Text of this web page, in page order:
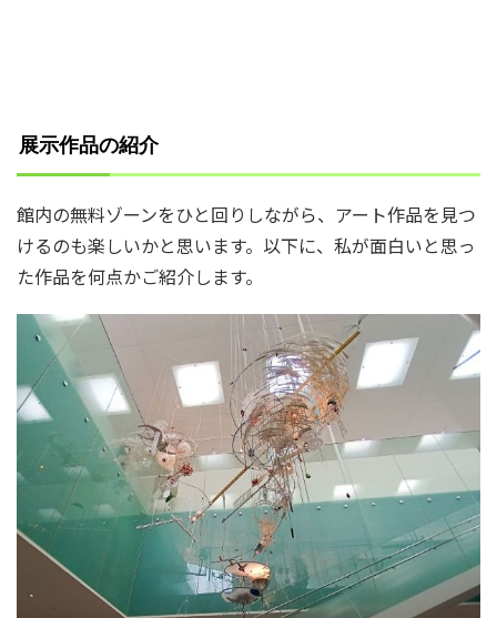
展示作品の紹介
館内の無料ゾーンをひと回りしながら、アート作品を見つ
けるのも楽しいかと思います。以下に、私が面白いと思っ
た作品を何点かご紹介します。